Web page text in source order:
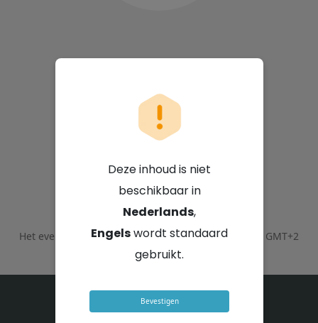
Deze inhoud is niet
beschikbaar in
Nederlands,
Engelswordt standaard
gebruikt.
Bevestigen
Sappi Limited
4 februari 2026 - 14:00 GMT+2
Het evenement eindigde op4 februari 2026 - 16:00 GMT+2